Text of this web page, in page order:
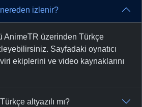
izlenir?
AnimeTR üzerinden Türkçe
Sayfadaki oynatıcı
ekiplerini ve video kaynaklarını
altyazılı mı?